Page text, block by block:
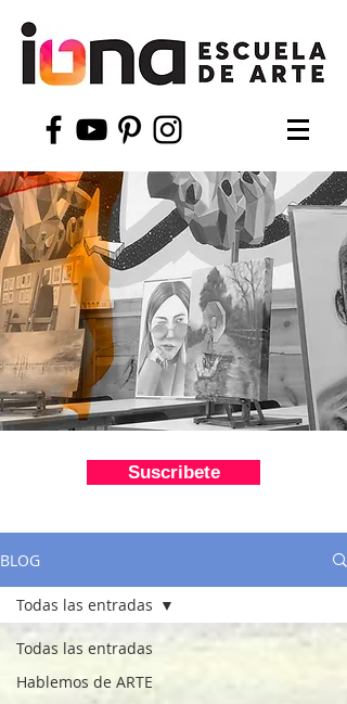
Suscribete
BLOG
Todas las entradas
Hablemos de ARTE
Todas las entradas